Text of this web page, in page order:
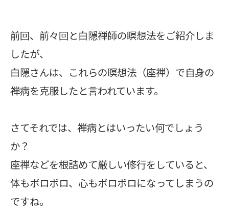
前回、前々回と白隠禅師の瞑想法をご紹介しま
したが、
白隠さんは、これらの瞑想法（座禅）で自身の
禅病を克服したと言われています。
さてそれでは、禅病とはいったい何でしょう
か？
座禅などを根詰めて厳しい修行をしていると、
体もボロボロ、心もボロボロになってしまうの
ですね。